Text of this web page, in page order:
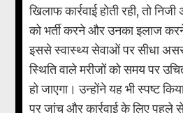
खिलाफ कार्रवाई होती रही, तो
को भर्ती करने और उनका इलाज
इससे स्वास्थ्य सेवाओं पर सीधा
स्थिति वाले मरीजों को समय पर
हो जाएगा। उन्होंने यह भी स्पष्ट
पर जांच और कार्रवाई के लिए पहले से